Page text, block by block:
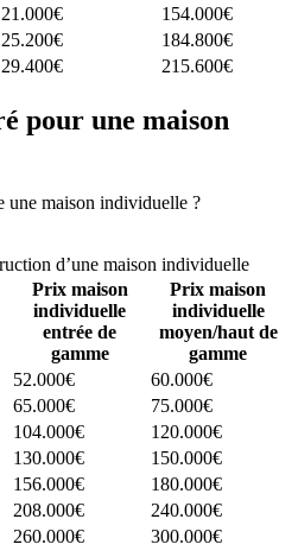
21.000€
154.000€
25.200€
184.800€
29.400€ 215.600€
pour une maison
une maison individuelle ?
d’une maison individuelle
Prix maison
individuelle
entrée de
gamme
Prix maison
individuelle
moyen/haut de
gamme
52.000€
60.000€
65.000€
75.000€
104.000€
120.000€
130.000€
150.000€
156.000€
180.000€
208.000€
240.000€
260.000€ 300.000€